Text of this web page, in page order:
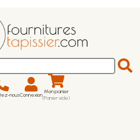
nousConnexion Mon panier
(Panier vide)